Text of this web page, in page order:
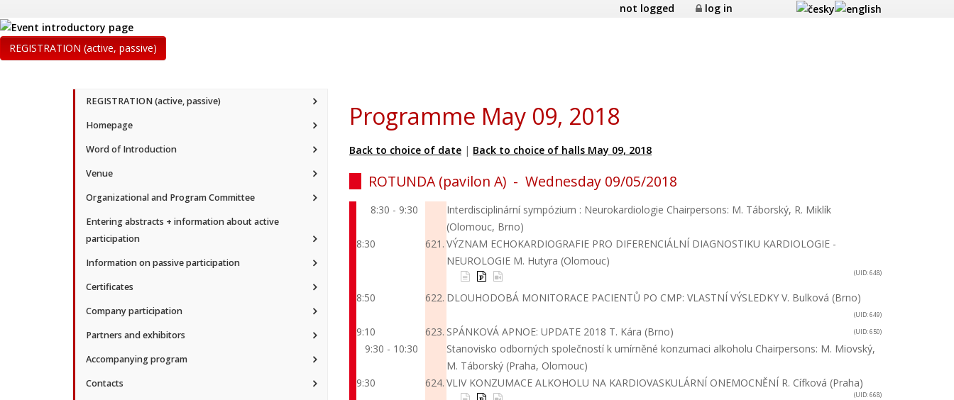
not logged log in
REGISTRATION (active, passive)
REGISTRATION (active, passive)
Homepage
Word of Introduction
Venue
Organizational and Program Committee
Entering abstracts + information about active
participation
Information on passive participation
Certificates
Company participation
Partners and exhibitors
Accompanying program
Contacts
Programme May 09, 2018
Back to choice of date | Back to choice of halls May 09, 2018
ROTUNDA (pavilon A) - Wednesday 09/05/2018
8:30 - 9:30 Interdisciplinární sympózium : Neurokardiologie Chairpersons: M. Táborský, R. Miklík
(Olomouc, Brno)
8:30
621. VÝZNAM ECHOKARDIOGRAFIE PRO DIFERENCIÁLNÍ DIAGNOSTIKU KARDIOLOGIE -
NEUROLOGIE M. Hutyra (Olomouc)
(UID: 648)
8:50 622. DLOUHODOBÁ MONITORACE PACIENTŮ PO CMP: VLASTNÍ VÝSLEDKY V. Bulková (Brno)
(UID: 649)
9:10 623. SPÁNKOVÁ APNOE: UPDATE 2018 T. Kára (Brno) (UID: 650)
9:30 - 10:30 Stanovisko odborných společností k umírněné konzumaci alkoholu Chairpersons: M. Miovský,
M. Táborský (Praha, Olomouc)
9:30
624. VLIV KONZUMACE ALKOHOLU NA KARDIOVASKULÁRNÍ ONEMOCNĚNÍ R. Cífková (Praha)
(UID: 668)